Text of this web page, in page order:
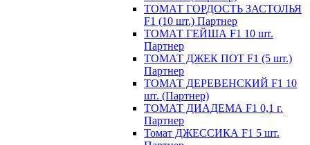
ТОМАТ ГОРДОСТЬ ЗАСТОЛЬЯ
F1 (10 шт.) Партнер
ТОМАТ ГЕЙША F1 10 шт.
Партнер
ТОМАТ ДЖЕК ПОТ F1 (5 шт.)
Партнер
ТОМАТ ДЕРЕВЕНСКИЙ F1 10
шт. (Партнер)
ТОМАТ ДИАДЕМА F1 0,1 г.
Партнер
Томат ДЖЕССИКА F1 5 шт.